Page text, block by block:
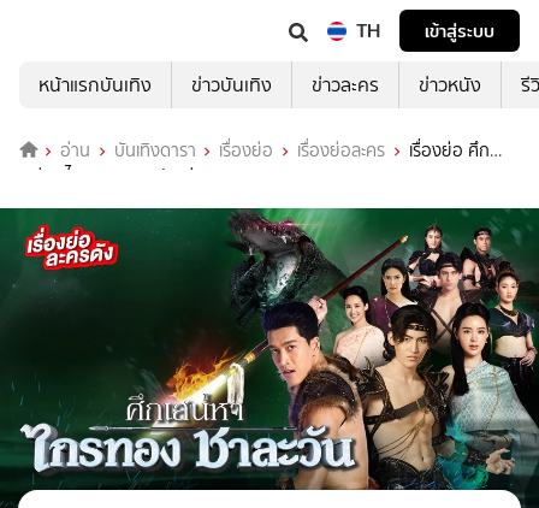
TH
เข้าสู่ระบบ
หน้าแรกบันเทิง
ข่าวบันเทิง ข่าวละคร ข่าวหนัง รี
อ่าน บันเทิงดารา เรื่องย่อ เรื่องย่อละคร
เรื่องย่อ ศึก
เสน่หา ไกรทอง ชาละวัน ช่อง 8 (ตอนจบ)